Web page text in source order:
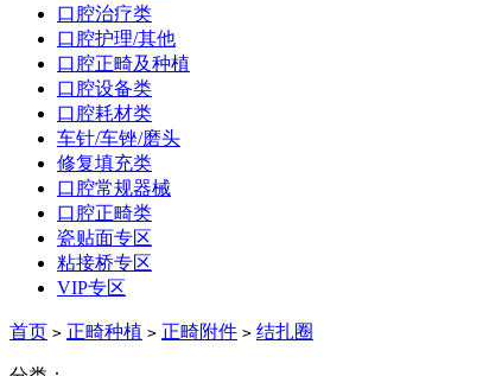
口腔治疗类
口腔护理/其他
口腔正畸及种植
口腔设备类
口腔耗材类
车针/车锉/磨头
修复填充类
口腔常规器械
口腔正畸类
瓷贴面专区
粘接桥专区
VIP专区
首页 > 正畸种植 > 正畸附件 > 结扎圈